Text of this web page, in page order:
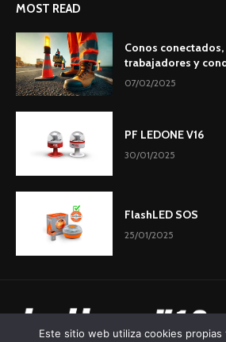
MOST READ
Conos
trabajadores y
07/02/2025
PF LEDONE V16
30/01/2025
FlashLED SOS
25/01/2025
Este sitio web utiliza cookies